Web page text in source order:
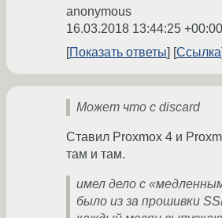
anonymous
16.03.2018 13:44:25 +00:00
Показать ответы
Ссылка
Может что с discard
Ставил Proxmox 4 и
там и там.
имел дело с
было из за прошивки